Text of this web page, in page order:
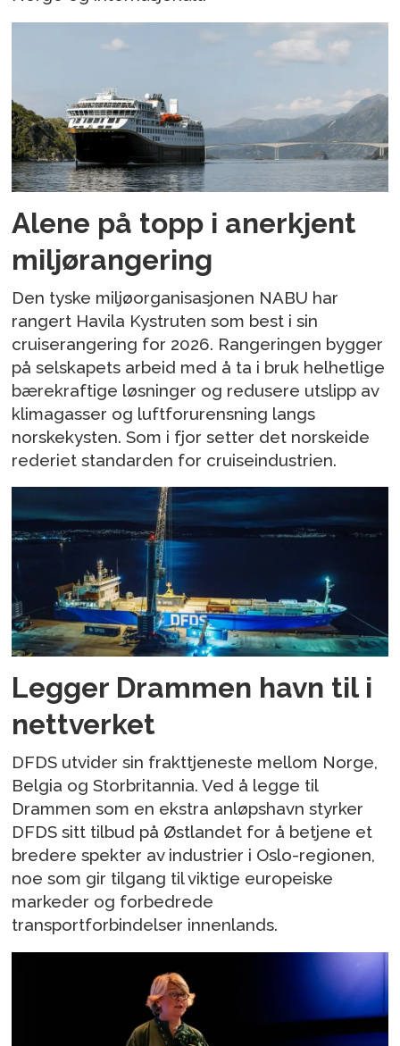
Alene på topp i anerkjent
miljørangering
Den tyske miljøorganisasjonen NABU har
rangert Havila Kystruten som best i sin
cruiserangering for 2026. Rangeringen bygger
på selskapets arbeid med å ta i bruk helhetlige
bærekraftige løsninger og redusere utslipp av
klimagasser og luftforurensning langs
norskekysten. Som i fjor setter det norskeide
rederiet standarden for cruiseindustrien.
Legger Drammen havn til i
nettverket
DFDS utvider sin frakttjeneste mellom Norge,
Belgia og Storbritannia. Ved å legge til
Drammen som en ekstra anløpshavn styrker
DFDS sitt tilbud på Østlandet for å betjene et
bredere spekter av industrier i Oslo-regionen,
noe som gir tilgang til viktige europeiske
markeder og forbedrede
transportforbindelser innenlands.